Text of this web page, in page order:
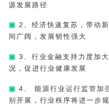
源发展路径
▣ 2、经济快速复苏，带动
间广阔，发展韧性强大
▣ 3、行业金融支持力度加
况，促进行业健康发展
▣ 4、 能源行业运行监管加
别开展，行业秩序将进一步